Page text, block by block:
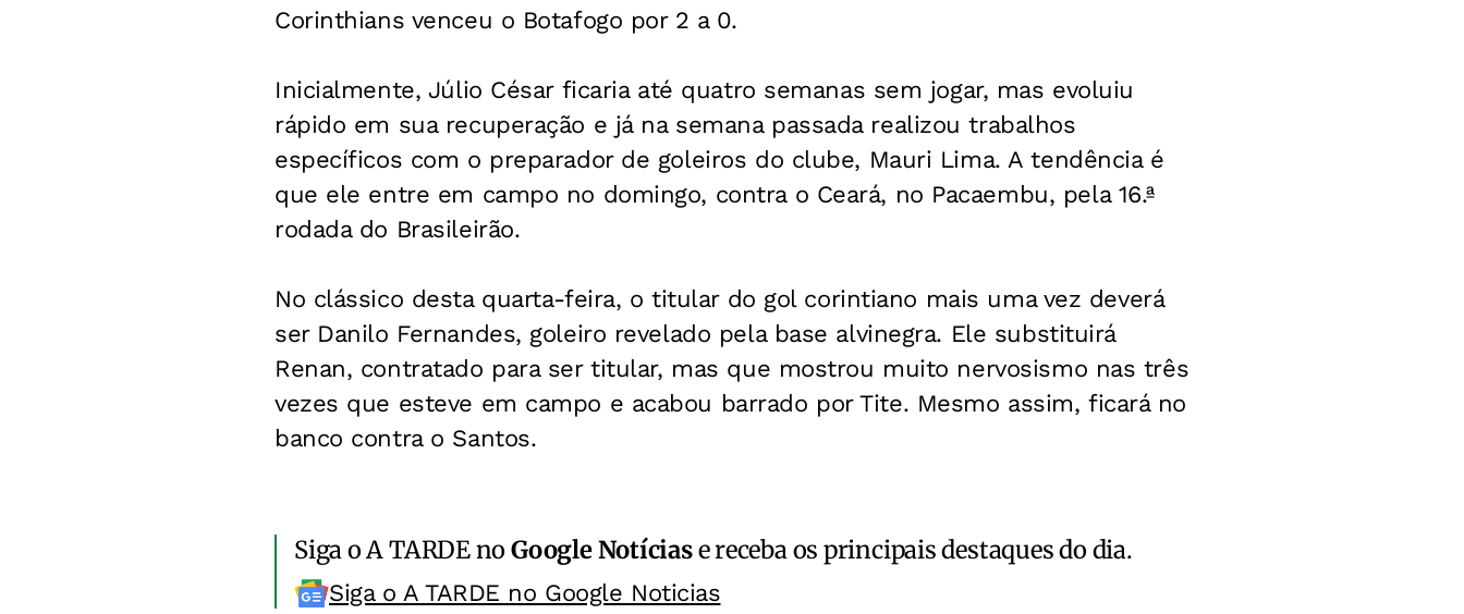
Corinthians venceu o Botafogo por 2 a 0.
Inicialmente, Júlio César ficaria até quatro semanas sem jogar, mas evoluiu
rápido em sua recuperação e já na semana passada realizou trabalhos
específicos com o preparador de goleiros do clube, Mauri Lima. A tendência é
que ele entre em campo no domingo, contra o Ceará, no Pacaembu, pela 16.ª
rodada do Brasileirão.
No clássico desta quarta-feira, o titular do gol corintiano mais uma vez deverá
ser Danilo Fernandes, goleiro revelado pela base alvinegra. Ele substituirá
Renan, contratado para ser titular, mas que mostrou muito nervosismo nas três
vezes que esteve em campo e acabou barrado por Tite. Mesmo assim, ficará no
banco contra o Santos.
Siga o A TARDE noGoogle Notíciase receba os principais destaques do dia.
Siga o A TARDE no Google Noticias